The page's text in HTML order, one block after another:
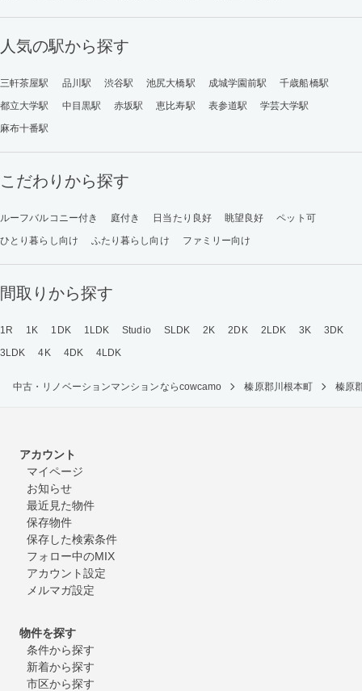
人気の駅から探す
三軒茶屋駅 品川駅 渋谷駅 池尻大橋駅 成城学園前駅
千歳船橋駅
都立大学駅
中目黒駅 赤坂駅 恵比寿駅 表参道駅
学芸大学駅
麻布十番駅
こだわりから探す
ルーフバルコニー付き 庭付き 日当たり良好 眺望良好
ペット可
ひとり暮らし向け
ふたり暮らし向け ファミリー向け
間取りから探す
1R 1K 1DK 1LDK Studio SLDK 2K 2DK 2LDK 3K
3DK
3LDK
4K 4DK 4LDK
中古・リノベーションマンションならcowcamo 榛原郡川根本町 榛原
アカウント
マイページ
お知らせ
最近見た物件
保存物件
保存した検索条件
フォロー中のMIX
アカウント設定
メルマガ設定
物件を探す
条件から探す
新着から探す
市区から探す